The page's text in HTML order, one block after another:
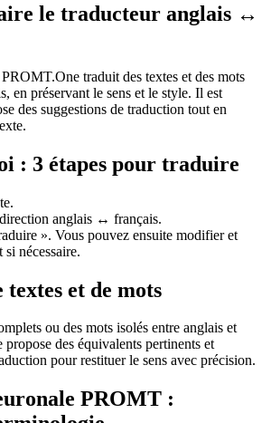
le traducteur anglais ↔
traduit des textes et des mots
en préservant le sens et le style. Il est
des suggestions de traduction tout en
: 3 étapes pour traduire
anglais ↔ français.
». Vous pouvez ensuite modifier et
nécessaire.
et de mots
ou des mots isolés entre anglais et
des équivalents pertinents et
pour restituer le sens avec précision.
PROMT :